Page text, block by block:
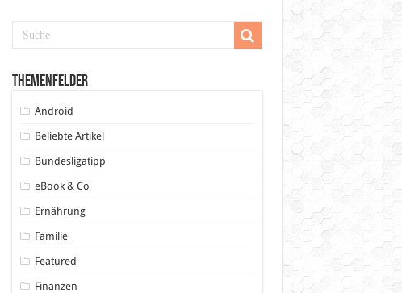
Themenfelder
Android
Beliebte Artikel
Bundesligatipp
eBook & Co
Ernährung
Familie
Featured
Finanzen